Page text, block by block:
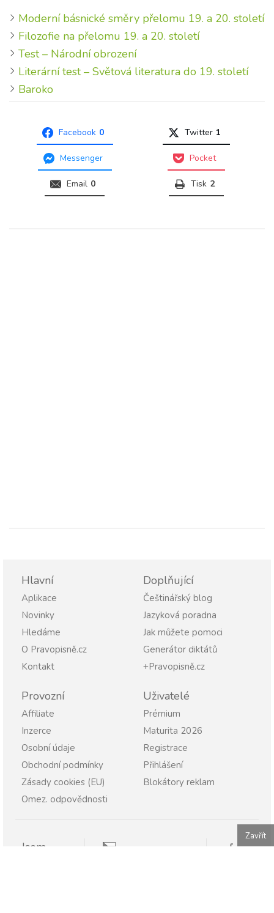
Moderní básnické směry přelomu 19. a 20. století
Filozofie na přelomu 19. a 20. století
Test – Národní obrození
Literární test – Světová literatura do 19. století
Baroko
Facebook 0 Twitter 1
Messenger Pocket
Email 0 Tisk 2
Hlavní
Aplikace
Novinky
Hledáme
O Pravopisně.cz
Kontakt
Doplňující
Češtinářský blog
Jazyková poradna
Jak můžete pomoci
Generátor diktátů
+Pravopisně.cz
Provozní
Affiliate
Inzerce
Osobní údaje
Obchodní podmínky
Zásady cookies (EU)
Omez. odpovědnosti
Uživatelé
Prémium
Maturita 2026
Registrace
Přihlášení
Blokátory reklam
Jsem
Zavřít